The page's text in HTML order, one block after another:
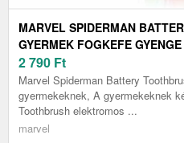
MARVEL SPIDERMAN
GYERMEK FOGKEFE
2 790 Ft
Marvel Spiderman Battery
gyermekeknek, A gyermekeknek
Toothbrush elektromos ...
marvel